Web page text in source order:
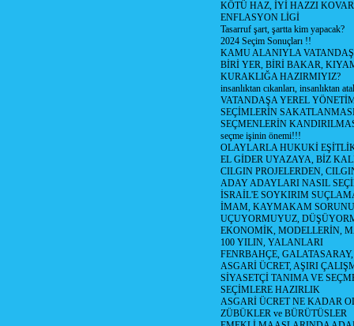
KÖTÜ HAZ, İYİ HAZZI
ENFLASYON LİGİ
Tasarruf şart, şartta kim yapacak?
2024 Seçim Sonuçları !!
KAMU ALANIYLA
BİRİ YER, BİRİ BAKAR,
KURAKLIĞA HAZIRMIYIZ?
insanlıktan cıkanları, insanlıktan
VATANDAŞA YEREL
SEÇİMLERİN
SEÇMENLERİN
seçme işinin önemi!!!
OLAYLARLA HUKUKİ
EL GİDER UYAZAYA, BİZ
CILGIN PROJELERDEN,
ADAY ADAYLARI NASIL
İSRAİL'E SOYKIRIM
İMAM, KAYMAKAM SORUNU
UÇUYORMUYUZ,
EKONOMİK, MODELLERİN,
100 YILIN, YALANLARI
FENRBAHÇE,
ASGARİ ÜCRET, AŞIRI
SİYASETÇİ TANIMA VE
SEÇİMLERE HAZIRLIK
ASGARİ ÜCRET NE KADAR
ZÜBÜKLER ve BÜRÜTÜSLER